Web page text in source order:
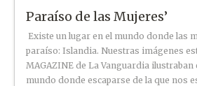
Paraíso de las Mujeres’
Existe un lugar en el mundo donde las
paraíso: Islandia. Nuestras imágenes
MAGAZINE de La Vanguardia
mundo donde escaparse de la que nos